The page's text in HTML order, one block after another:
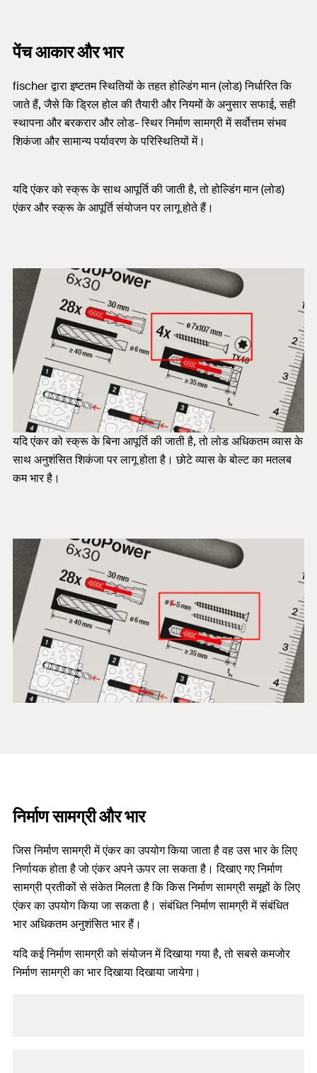
पेंच आकार और भार
fischer द्वारा इष्टतम स्थितियों के तहत होल्डिंग मान (लोड) निर्धारित कि
जाते हैं, जैसे कि ड्रिल होल की तैयारी और नियमों के अनुसार सफाई, सही
स्थापना और बरकरार और लोड- स्थिर निर्माण सामग्री में सर्वोत्तम संभव
शिकंजा और सामान्य पर्यावरण के परिस्थितियों में।
यदि एंकर को स्क्रू के साथ आपूर्ति की जाती है, तो होल्डिंग मान (लोड)
एंकर और स्क्रू के आपूर्ति संयोजन पर लागू होते हैं।
यदि एंकर को स्क्रू के बिना आपूर्ति की जाती है, तो लोड अधिकतम व्यास के
साथ अनुशंसित शिकंजा पर लागू होता है। छोटे व्यास के बोल्ट का मतलब
कम भार है।
निर्माण सामग्री और भार
जिस निर्माण सामग्री में एंकर का उपयोग किया जाता है वह उस भार के लिए
निर्णायक होता है जो एंकर अपने ऊपर ला सकता है। दिखाए गए निर्माण
सामग्री प्रतीकों से संकेत मिलता है कि किस निर्माण सामग्री समूहों के लिए
एंकर का उपयोग किया जा सकता है। संबंधित निर्माण सामग्री में संबंधित
भार अधिकतम अनुशंसित भार हैं।
यदि कई निर्माण सामग्री को संयोजन में दिखाया गया है, तो सबसे कमजोर
निर्माण सामग्री का भार दिखाया दिखाया जायेगा।